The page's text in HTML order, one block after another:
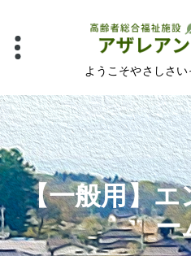
へ
ス
キ
ッ
プ
ようこそやさしさ
【一般用】
ー